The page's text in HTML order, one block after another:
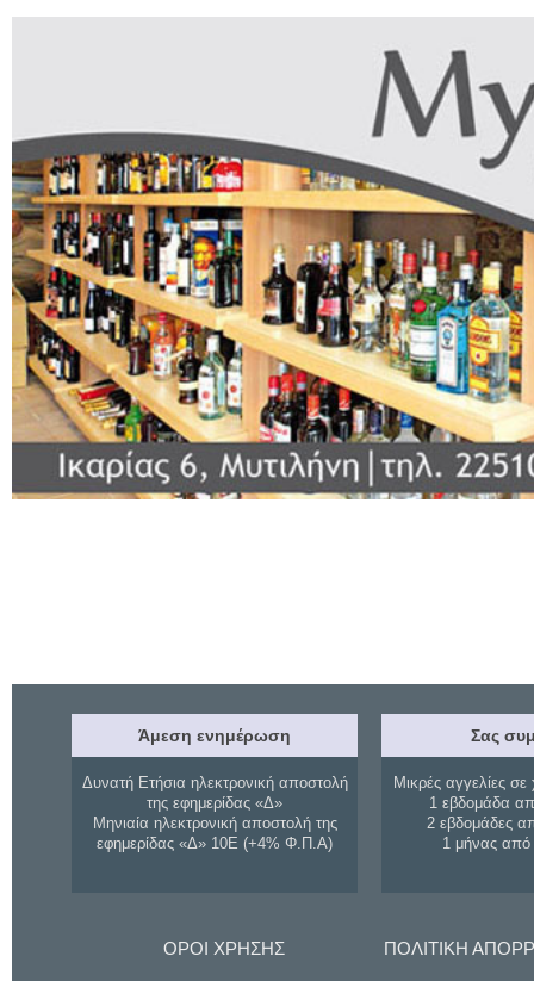
Άμεση ενημέρωση
Δυνατή Ετήσια ηλεκτρονική αποστολή
της εφημερίδας «Δ»
Μηνιαία ηλεκτρονική αποστολή της
εφημερίδας «Δ» 10Ε (+4% Φ.Π.Α)
Σας
Μικρές αγγελίες σε
1 εβδομάδα
2 εβδομάδες
1 μήνας
ΟΡΟΙ ΧΡΗΣΗΣ ΠΟΛΙΤΙΚΗ